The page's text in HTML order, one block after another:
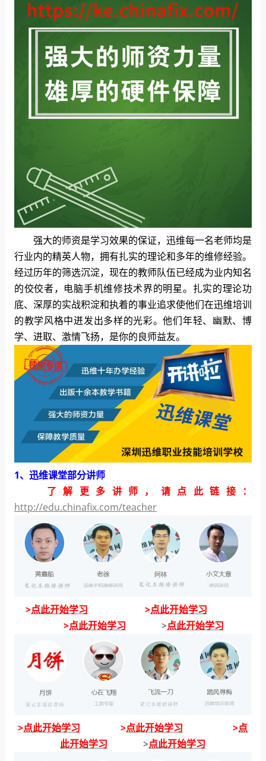
强大的师资是学习效果的保证，迅维每一名老师均是
行业内的精英人物，拥有扎实的理论和多年的维修经验。
经过历年的筛选沉淀，现在的教师队伍已经成为业内知名
的佼佼者，电脑手机维修技术界的明星。扎实的理论功
底、深厚的实战积淀和执着的事业追求使他们在迅维培训
的教学风格中迸发出多样的光彩。他们年轻、幽默、博
学、进取、激情飞扬，是你的良师益友。
1、迅维课堂部分讲师
了解更多讲师，请点此链接：
http://edu.chinafix.com/teacher
>点此开始学习 >点此开始学习
>点此开始学习 >点此开始学习
>点此开始学习 >点此开始学习 >点
此开始学习
>点此开始学习